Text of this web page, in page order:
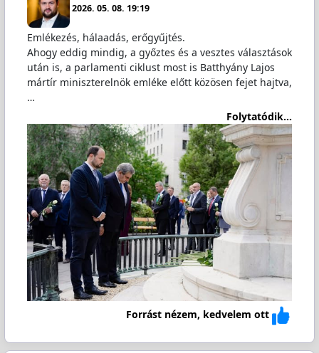
2026. 05. 08. 19:19
Emlékezés, hálaadás, erőgyűjtés.
Ahogy eddig mindig, a győztes és a vesztes választások
után is, a parlamenti ciklust most is Batthyány Lajos
mártír miniszterelnök emléke előtt közösen fejet hajtva,
…
Folytatódik...
Forrást nézem, kedvelem ott